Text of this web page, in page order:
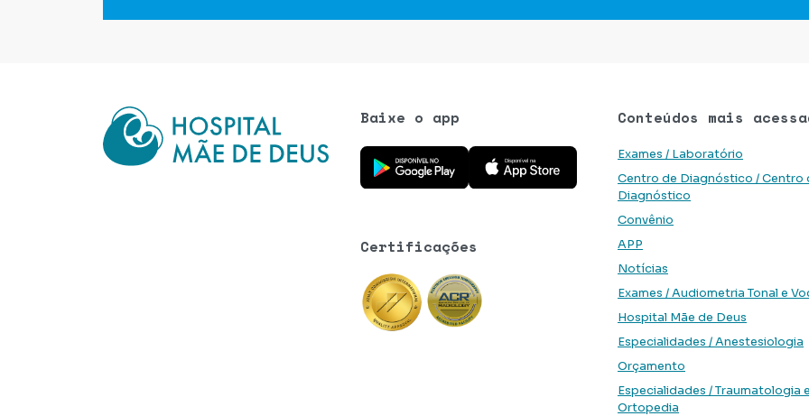
Conteúdos mais
Exames / Laboratório
Centro de Diagnóstico / Centro
Diagnóstico
Convênio
APP
Notícias
Exames / Audiometria Tonal e
Hospital Mãe de Deus
Especialidades / Anestesiologia
Orçamento
Especialidades / Traumatologia e
Ortopedia
Baixe o app
Baixe o aplicativo na Google Play Store
Baixe o aplicativo na App Store
Certificações